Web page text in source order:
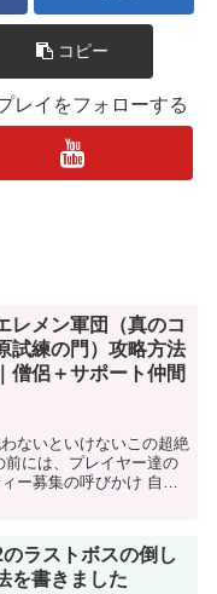
コピー
レイをフォローする
レメン軍団（真のコ
試練の門）攻略方法
僧侶＋サポート仲間
ないといけないこの超絶
には、プレイヤー達の
ー募集の呼びかけ 自分
ラストボスの倒し
を書きました